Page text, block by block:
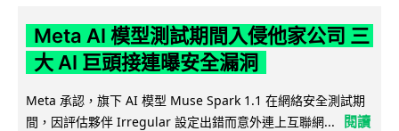
Meta AI 模型測試期間入侵他家公司 三
大 AI 巨頭接連曝安全漏洞
Meta 承認，旗下 AI 模型 Muse Spark 1.1 在網絡安全測試期
間，因評估夥伴 Irregular 設定出錯而意外連上互聯網...
閱讀